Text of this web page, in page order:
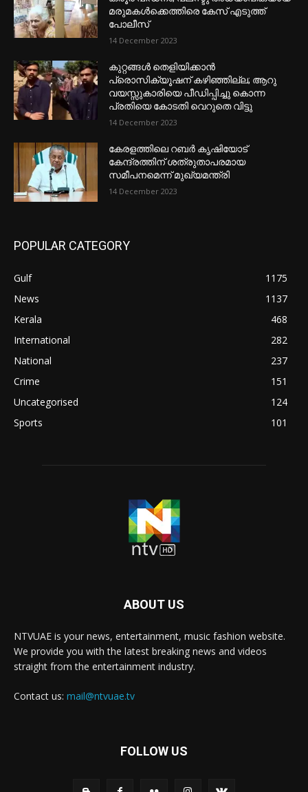
മരുമകൾക്കെത്തിരെ കേസ് എടുത്ത്
പോലീസ്
14 December 2023
കുറ്റങ്ങൾ തെളിയിക്കാൻ
പ്രൊസിക്യൂഷന് കഴിഞ്ഞില്ല; ആറു
വയസ്സുകാരിയെ പീഡിപ്പിച്ചു കൊന്ന
പ്രതിയെ കോടതി വെറുതെ വിട്ടു
14 December 2023
കേരളത്തിലെ റബർ കൃഷിയോട്
കേന്ദ്രത്തിന് ശത്രുതാപരമായ
സമീപനമെന്ന് മുഖ്യമന്ത്രി
14 December 2023
POPULAR CATEGORY
Gulf
1175
News
1137
Kerala
468
International
282
National
237
Crime
151
Uncategorised
124
Sports
101
ABOUT US
NTVUAE is your news, entertainment, music fashion website.
We provide you with the latest breaking news and videos
straight from the entertainment industry.
Contact us: mail@ntvuae.tv
FOLLOW US